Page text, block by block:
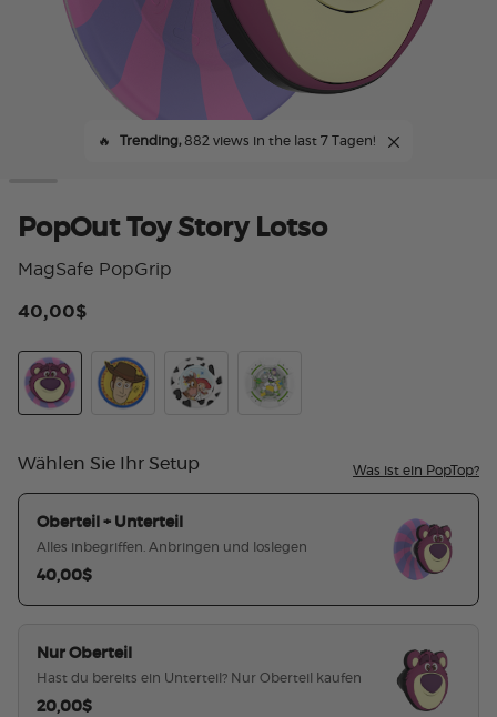
🔥 Trending,882 views in the last 7 Tagen!
PopOut Toy Story Lotso
MagSafe PopGrip
40,00$
Wählen Sie Ihr Setup Was ist ein PopTop?
Oberteil + Unterteil
Alles inbegriffen. Anbringen und loslegen
40,00$
Nur Oberteil
Hast du bereits ein Unterteil? Nur Oberteil kaufen
20,00$